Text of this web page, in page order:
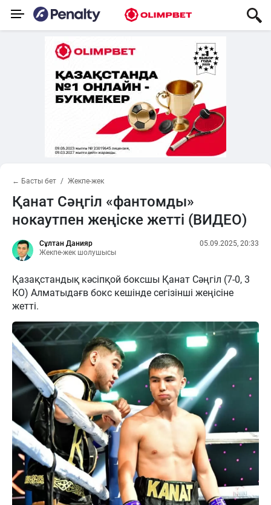
← Басты бет Жекпе-жек
Қанат Сәңгіл «фантомды»
нокаутпен жеңіске жетті (ВИДЕО)
Сұлтан Данияр
Жекпе-жек шолушысы
05.09.2025, 20:33
Қазақстандық кәсіпқой боксшы Қанат Сәңгіл (7-0, 3
КО) Алматыдағв бокс кешінде сегізінші жеңісіне
жетті.